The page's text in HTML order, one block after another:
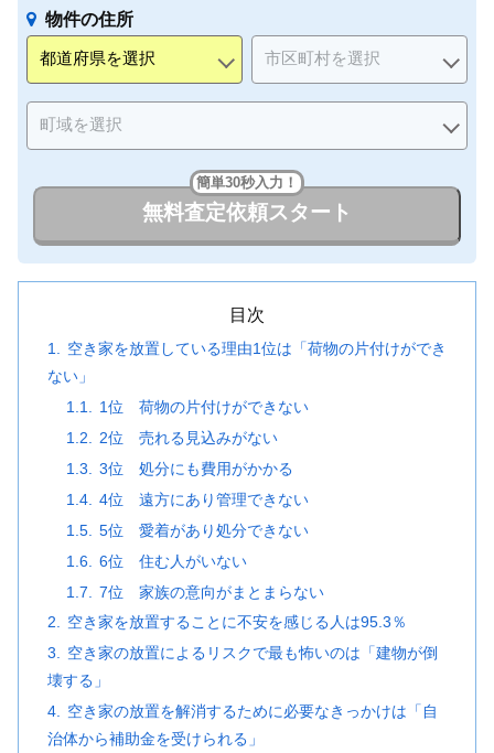
物件の住所
簡単30秒入力！
無料査定依頼スタート
目次
空き家を放置している理由1位は「荷物の片付けができ
ない」
1位 荷物の片付けができない
2位 売れる見込みがない
3位 処分にも費用がかかる
4位 遠方にあり管理できない
5位 愛着があり処分できない
6位 住む人がいない
7位 家族の意向がまとまらない
空き家を放置することに不安を感じる人は95.3％
空き家の放置によるリスクで最も怖いのは「建物が倒
壊する」
空き家の放置を解消するために必要なきっかけは「自
治体から補助金を受けられる」